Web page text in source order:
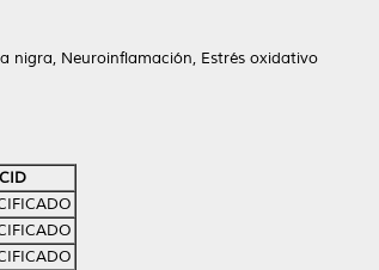
nigra, Neuroinflamación, Estrés oxidativo